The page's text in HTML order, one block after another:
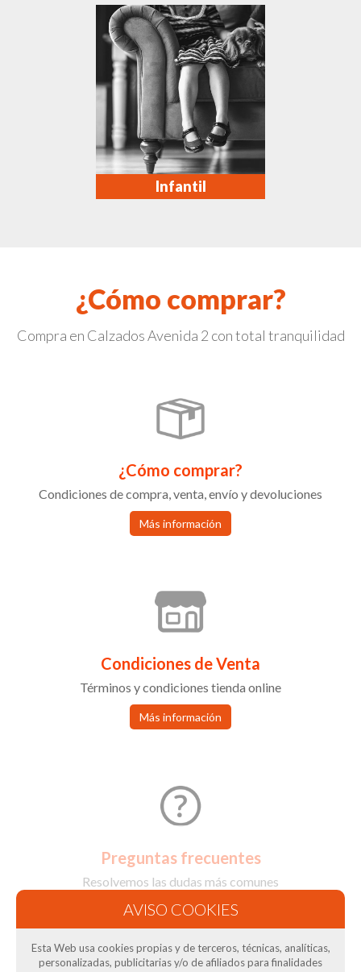
Infantil
¿Cómo comprar?
Compra en Calzados Avenida 2 con total tranquilidad
¿Cómo comprar?
Condiciones de compra, venta, envío y devoluciones
Más información
Condiciones de Venta
Términos y condiciones tienda online
Más información
Preguntas frecuentes
Resolvemos las dudas más comunes
Más información
Esta Web usa cookies propias y de terceros, técnicas, analíticas,
personalizadas, publicitarias y/o de afiliados para finalidades